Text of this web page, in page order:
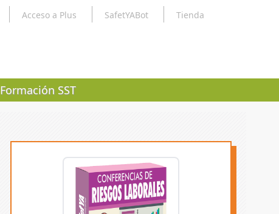
Acceso a Plus SafetYABot Tienda
Formación SST